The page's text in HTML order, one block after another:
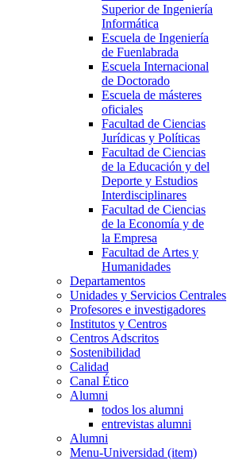
Superior de Ingeniería
Informática
Escuela de Ingeniería
de Fuenlabrada
Escuela Internacional
de Doctorado
Escuela de másteres
oficiales
Facultad de Ciencias
Jurídicas y Políticas
Facultad de Ciencias
de la Educación y del
Deporte y Estudios
Interdisciplinares
Facultad de Ciencias
de la Economía y de
la Empresa
Facultad de Artes y
Humanidades
Departamentos
Unidades y Servicios Centrales
Profesores e investigadores
Institutos y Centros
Centros Adscritos
Sostenibilidad
Calidad
Canal Ético
Alumni
todos los alumni
entrevistas alumni
Alumni
Menu-Universidad (item)